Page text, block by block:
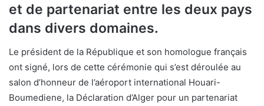
et de partenariat entre les deux pays
dans divers domaines.
Le président de la République et son homologue français
ont signé, lors de cette cérémonie qui s’est déroulée au
salon d’honneur de l’aéroport international Houari-
Boumediene, la Déclaration d’Alger pour un partenariat